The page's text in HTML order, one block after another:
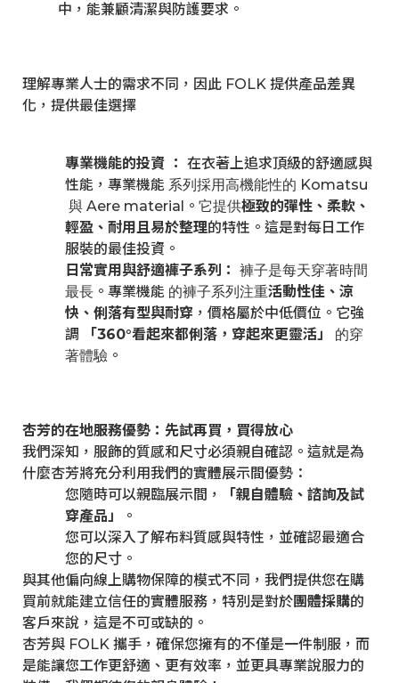
中，能兼顧清潔與防護要求。
理解專業人士的需求不同，因此 FOLK 提供產品差異
化，提供最佳選擇
專業機能的投資 ： 在衣著上追求頂級的舒適感與
性能，專業機能 系列採用高機能性的 Komatsu
與 Aere material。 它提供極致的彈性、柔軟、
輕盈、耐用且易於整理的特性。這是對每日工作
服裝的最佳投資。
日常實用與舒適褲子系列：
褲子是每天穿著時間
最長 。專業機能 的褲子系列注重活動性佳、涼
快、俐落有型與耐穿 ，價格屬於中低價位。它強
調
「360°看起來都俐落，穿起來更靈活」
的穿
著體驗 。
杏芳的在地服務優勢：先試再買，買得放心
我們深知，服飾的質感和尺寸必須親自確認。這就是為
什麼杏芳將充分利用我們的實體展示間優勢：
您隨時可以親臨展示間，
「親自體驗、諮詢及試
穿產品」
。
您可以深入了解布料質感與特性，並確認最適合
您的尺寸。
與其他偏向線上購物保障的模式不同，我們提供您在購
買前就能建立信任的實體服務，特別是對於團體採購的
客戶來說，這是不可或缺的。
杏芳與 FOLK 攜手，確保您擁有的不僅是一件制服，而
是能讓您工作更舒適、更有效率，並更具專業說服力的